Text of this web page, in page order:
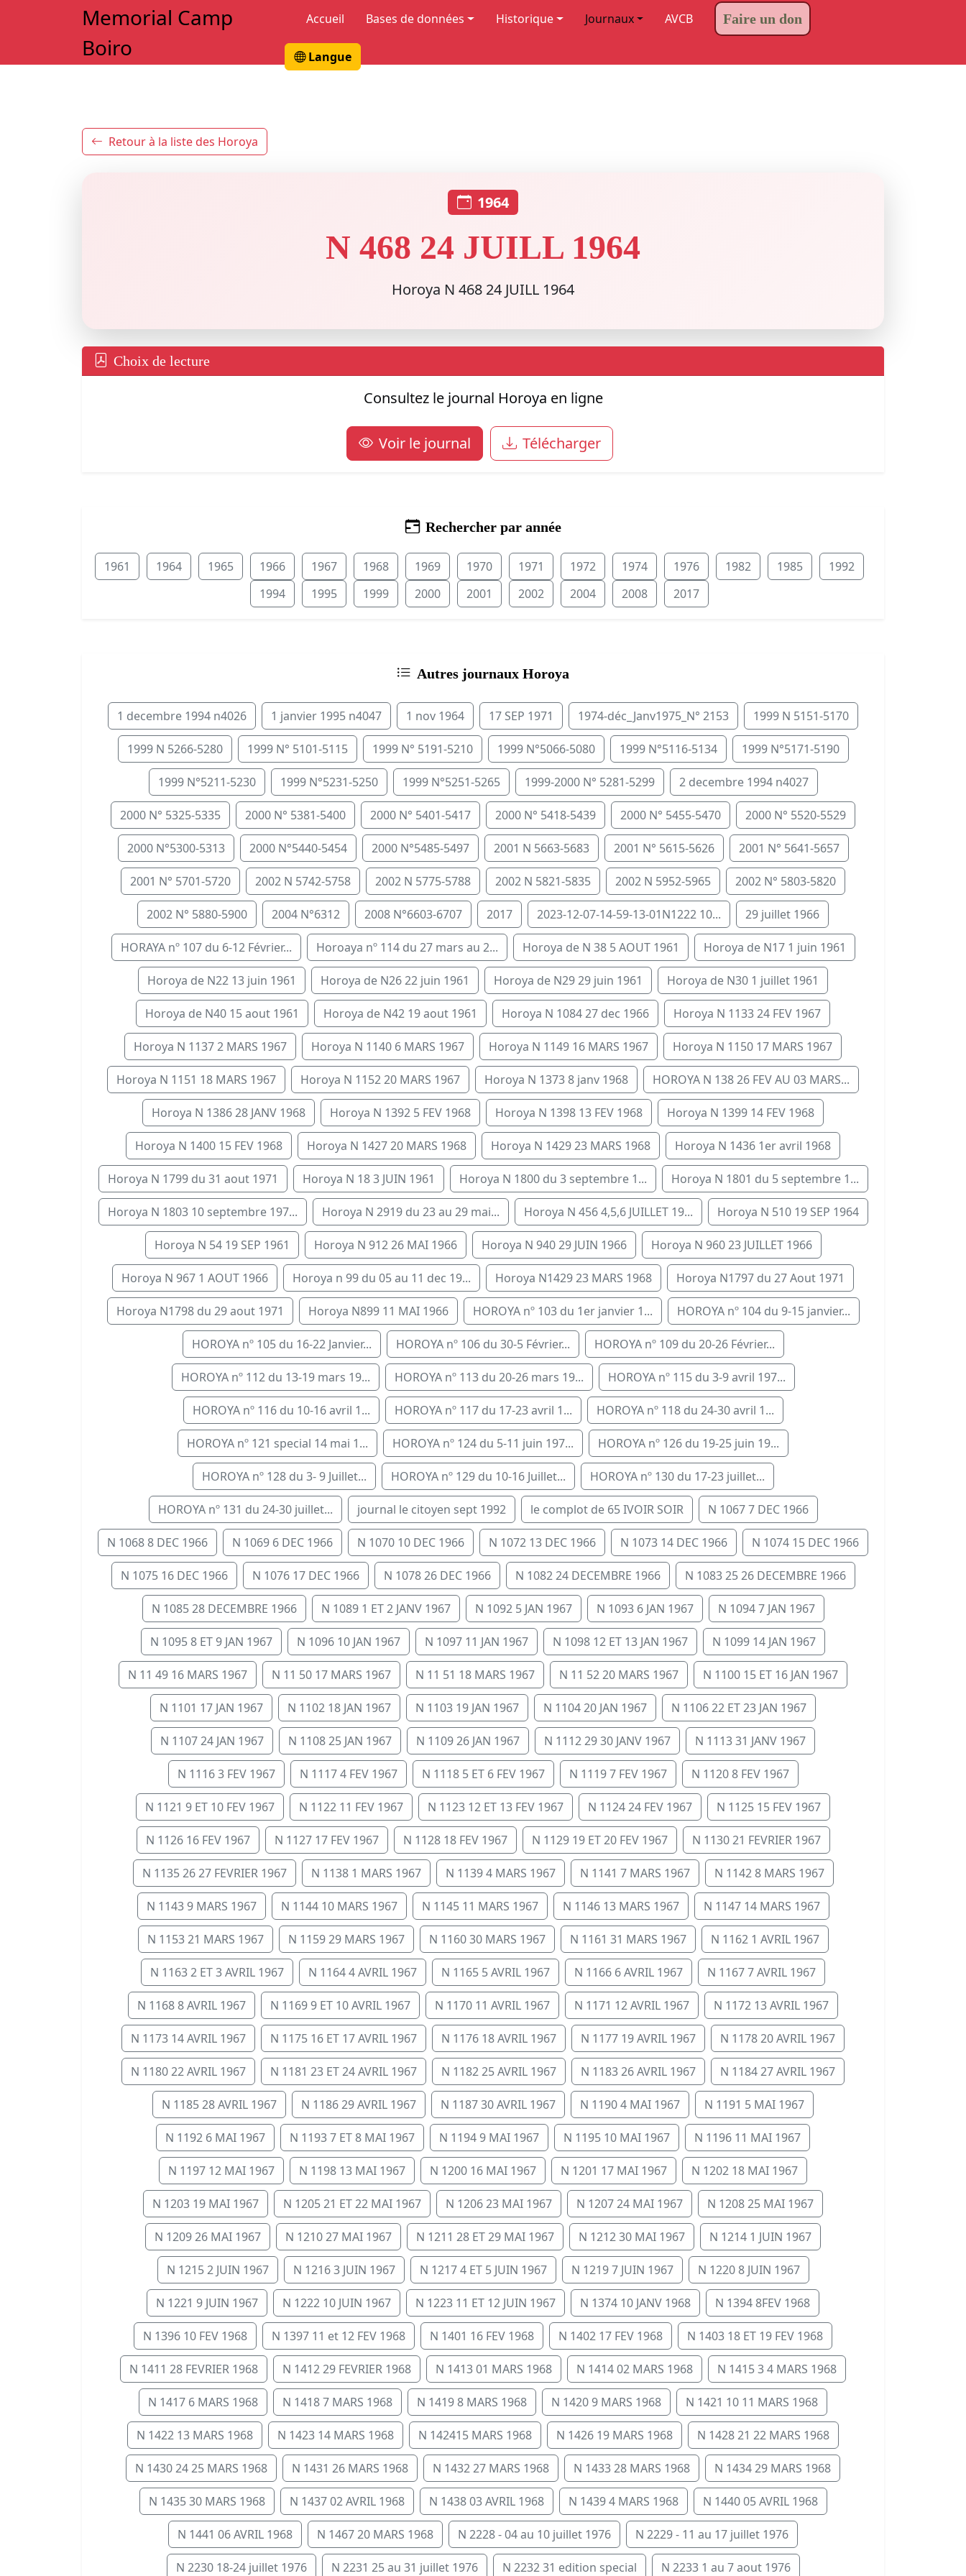
Memorial Camp
Boiro
Accueil Bases de données Historique Journaux AVCB Faire un don
Langue
Retour à la liste des Horoya
1964
N 468 24 JUILL 1964
Horoya N 468 24 JUILL 1964
Choix de lecture
Consultez le journal Horoya en ligne
Voir le journal Télécharger
Rechercher par année
1961 1964 1965 1966 1967 1968 1969 1970 1971 1972 1974 1976 1982 1985
1992
1994
1995 1999 2000 2001 2002 2004 2008 2017
Autres journaux Horoya
1 decembre 1994 n4026 1 janvier 1995 n4047 1 nov 1964 17 SEP 1971 1974-déc_Janv1975_N° 2153 1999 N 5151-5170
1999 N 5266-5280 1999 N° 5101-5115 1999 N° 5191-5210 1999 N°5066-5080 1999 N°5116-5134 1999 N°5171-5190
1999 N°5211-5230 1999 N°5231-5250 1999 N°5251-5265 1999-2000 N° 5281-5299 2 decembre 1994 n4027
2000 N° 5325-5335 2000 N° 5381-5400 2000 N° 5401-5417 2000 N° 5418-5439 2000 N° 5455-5470 2000 N° 5520-5529
2000 N°5300-5313 2000 N°5440-5454 2000 N°5485-5497 2001 N 5663-5683 2001 N° 5615-5626 2001 N° 5641-5657
2001 N° 5701-5720 2002 N 5742-5758 2002 N 5775-5788 2002 N 5821-5835 2002 N 5952-5965 2002 N° 5803-5820
2002 N° 5880-5900 2004 N°6312 2008 N°6603-6707 2017 2023-12-07-14-59-13-01N1222 10... 29 juillet 1966
HORAYA nº 107 du 6-12 Février... Horoaya nº 114 du 27 mars au 2... Horoya de N 38 5 AOUT 1961 Horoya de N17 1 juin 1961
Horoya de N22 13 juin 1961 Horoya de N26 22 juin 1961 Horoya de N29 29 juin 1961 Horoya de N30 1 juillet 1961
Horoya de N40 15 aout 1961 Horoya de N42 19 aout 1961 Horoya N 1084 27 dec 1966 Horoya N 1133 24 FEV 1967
Horoya N 1137 2 MARS 1967 Horoya N 1140 6 MARS 1967 Horoya N 1149 16 MARS 1967 Horoya N 1150 17 MARS 1967
Horoya N 1151 18 MARS 1967 Horoya N 1152 20 MARS 1967 Horoya N 1373 8 janv 1968 HOROYA N 138 26 FEV AU 03 MARS...
Horoya N 1386 28 JANV 1968 Horoya N 1392 5 FEV 1968 Horoya N 1398 13 FEV 1968 Horoya N 1399 14 FEV 1968
Horoya N 1400 15 FEV 1968 Horoya N 1427 20 MARS 1968 Horoya N 1429 23 MARS 1968 Horoya N 1436 1er avril 1968
Horoya N 1799 du 31 aout 1971 Horoya N 18 3 JUIN 1961 Horoya N 1800 du 3 septembre 1... Horoya N 1801 du 5 septembre 1...
Horoya N 1803 10 septembre 197... Horoya N 2919 du 23 au 29 mai... Horoya N 456 4,5,6 JUILLET 19... Horoya N 510 19 SEP 1964
Horoya N 54 19 SEP 1961 Horoya N 912 26 MAI 1966 Horoya N 940 29 JUIN 1966 Horoya N 960 23 JUILLET 1966
Horoya N 967 1 AOUT 1966 Horoya n 99 du 05 au 11 dec 19... Horoya N1429 23 MARS 1968 Horoya N1797 du 27 Aout 1971
Horoya N1798 du 29 aout 1971 Horoya N899 11 MAI 1966 HOROYA nº 103 du 1er janvier 1... HOROYA nº 104 du 9-15 janvier...
HOROYA nº 105 du 16-22 Janvier... HOROYA nº 106 du 30-5 Février... HOROYA nº 109 du 20-26 Février...
HOROYA nº 112 du 13-19 mars 19... HOROYA nº 113 du 20-26 mars 19... HOROYA nº 115 du 3-9 avril 197...
HOROYA nº 116 du 10-16 avril 1... HOROYA nº 117 du 17-23 avril 1... HOROYA nº 118 du 24-30 avril 1...
HOROYA nº 121 special 14 mai 1... HOROYA nº 124 du 5-11 juin 197... HOROYA nº 126 du 19-25 juin 19...
HOROYA nº 128 du 3- 9 Juillet... HOROYA nº 129 du 10-16 Juillet... HOROYA nº 130 du 17-23 juillet...
HOROYA nº 131 du 24-30 juillet... journal le citoyen sept 1992 le complot de 65 IVOIR SOIR N 1067 7 DEC 1966
N 1068 8 DEC 1966 N 1069 6 DEC 1966 N 1070 10 DEC 1966 N 1072 13 DEC 1966 N 1073 14 DEC 1966 N 1074 15 DEC 1966
N 1075 16 DEC 1966 N 1076 17 DEC 1966 N 1078 26 DEC 1966 N 1082 24 DECEMBRE 1966 N 1083 25 26 DECEMBRE 1966
N 1085 28 DECEMBRE 1966 N 1089 1 ET 2 JANV 1967 N 1092 5 JAN 1967 N 1093 6 JAN 1967 N 1094 7 JAN 1967
N 1095 8 ET 9 JAN 1967 N 1096 10 JAN 1967 N 1097 11 JAN 1967 N 1098 12 ET 13 JAN 1967 N 1099 14 JAN 1967
N 11 49 16 MARS 1967 N 11 50 17 MARS 1967 N 11 51 18 MARS 1967 N 11 52 20 MARS 1967 N 1100 15 ET 16 JAN 1967
N 1101 17 JAN 1967 N 1102 18 JAN 1967 N 1103 19 JAN 1967 N 1104 20 JAN 1967 N 1106 22 ET 23 JAN 1967
N 1107 24 JAN 1967 N 1108 25 JAN 1967 N 1109 26 JAN 1967 N 1112 29 30 JANV 1967 N 1113 31 JANV 1967
N 1116 3 FEV 1967 N 1117 4 FEV 1967 N 1118 5 ET 6 FEV 1967 N 1119 7 FEV 1967 N 1120 8 FEV 1967
N 1121 9 ET 10 FEV 1967 N 1122 11 FEV 1967 N 1123 12 ET 13 FEV 1967 N 1124 24 FEV 1967 N 1125 15 FEV 1967
N 1126 16 FEV 1967 N 1127 17 FEV 1967 N 1128 18 FEV 1967 N 1129 19 ET 20 FEV 1967 N 1130 21 FEVRIER 1967
N 1135 26 27 FEVRIER 1967 N 1138 1 MARS 1967 N 1139 4 MARS 1967 N 1141 7 MARS 1967 N 1142 8 MARS 1967
N 1143 9 MARS 1967 N 1144 10 MARS 1967 N 1145 11 MARS 1967 N 1146 13 MARS 1967 N 1147 14 MARS 1967
N 1153 21 MARS 1967 N 1159 29 MARS 1967 N 1160 30 MARS 1967 N 1161 31 MARS 1967 N 1162 1 AVRIL 1967
N 1163 2 ET 3 AVRIL 1967 N 1164 4 AVRIL 1967 N 1165 5 AVRIL 1967 N 1166 6 AVRIL 1967 N 1167 7 AVRIL 1967
N 1168 8 AVRIL 1967 N 1169 9 ET 10 AVRIL 1967 N 1170 11 AVRIL 1967 N 1171 12 AVRIL 1967 N 1172 13 AVRIL 1967
N 1173 14 AVRIL 1967 N 1175 16 ET 17 AVRIL 1967 N 1176 18 AVRIL 1967 N 1177 19 AVRIL 1967 N 1178 20 AVRIL 1967
N 1180 22 AVRIL 1967 N 1181 23 ET 24 AVRIL 1967 N 1182 25 AVRIL 1967 N 1183 26 AVRIL 1967 N 1184 27 AVRIL 1967
N 1185 28 AVRIL 1967 N 1186 29 AVRIL 1967 N 1187 30 AVRIL 1967 N 1190 4 MAI 1967 N 1191 5 MAI 1967
N 1192 6 MAI 1967 N 1193 7 ET 8 MAI 1967 N 1194 9 MAI 1967 N 1195 10 MAI 1967 N 1196 11 MAI 1967
N 1197 12 MAI 1967 N 1198 13 MAI 1967 N 1200 16 MAI 1967 N 1201 17 MAI 1967 N 1202 18 MAI 1967
N 1203 19 MAI 1967 N 1205 21 ET 22 MAI 1967 N 1206 23 MAI 1967 N 1207 24 MAI 1967 N 1208 25 MAI 1967
N 1209 26 MAI 1967 N 1210 27 MAI 1967 N 1211 28 ET 29 MAI 1967 N 1212 30 MAI 1967 N 1214 1 JUIN 1967
N 1215 2 JUIN 1967 N 1216 3 JUIN 1967 N 1217 4 ET 5 JUIN 1967 N 1219 7 JUIN 1967 N 1220 8 JUIN 1967
N 1221 9 JUIN 1967 N 1222 10 JUIN 1967 N 1223 11 ET 12 JUIN 1967 N 1374 10 JANV 1968 N 1394 8FEV 1968
N 1396 10 FEV 1968 N 1397 11 et 12 FEV 1968 N 1401 16 FEV 1968 N 1402 17 FEV 1968 N 1403 18 ET 19 FEV 1968
N 1411 28 FEVRIER 1968 N 1412 29 FEVRIER 1968 N 1413 01 MARS 1968 N 1414 02 MARS 1968 N 1415 3 4 MARS 1968
N 1417 6 MARS 1968 N 1418 7 MARS 1968 N 1419 8 MARS 1968 N 1420 9 MARS 1968 N 1421 10 11 MARS 1968
N 1422 13 MARS 1968 N 1423 14 MARS 1968 N 142415 MARS 1968 N 1426 19 MARS 1968 N 1428 21 22 MARS 1968
N 1430 24 25 MARS 1968 N 1431 26 MARS 1968 N 1432 27 MARS 1968 N 1433 28 MARS 1968 N 1434 29 MARS 1968
N 1435 30 MARS 1968 N 1437 02 AVRIL 1968 N 1438 03 AVRIL 1968 N 1439 4 MARS 1968 N 1440 05 AVRIL 1968
N 1441 06 AVRIL 1968 N 1467 20 MARS 1968 N 2228 - 04 au 10 juillet 1976 N 2229 - 11 au 17 juillet 1976
N 2230 18-24 juillet 1976 N 2231 25 au 31 juillet 1976 N 2232 31 edition special N 2233 1 au 7 aout 1976